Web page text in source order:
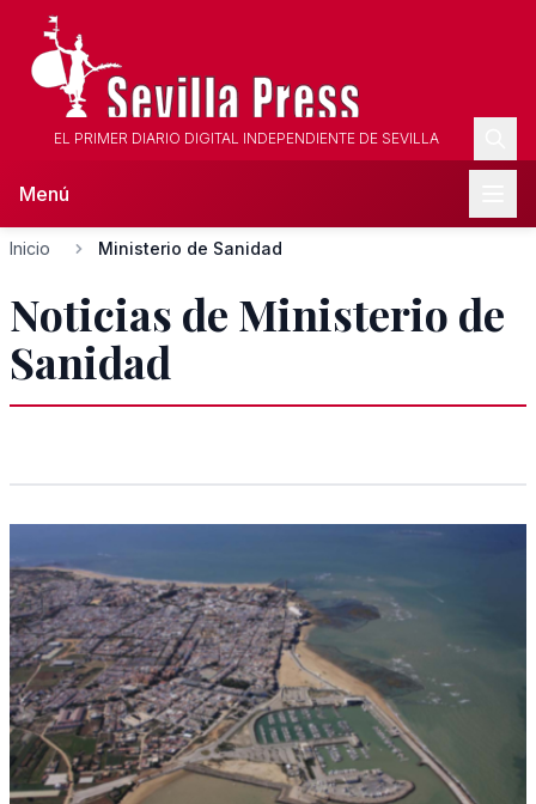
EL PRIMER DIARIO DIGITAL INDEPENDIENTE DE SEVILLA
Menú
Inicio Ministerio de Sanidad
Noticias de Ministerio de
Sanidad